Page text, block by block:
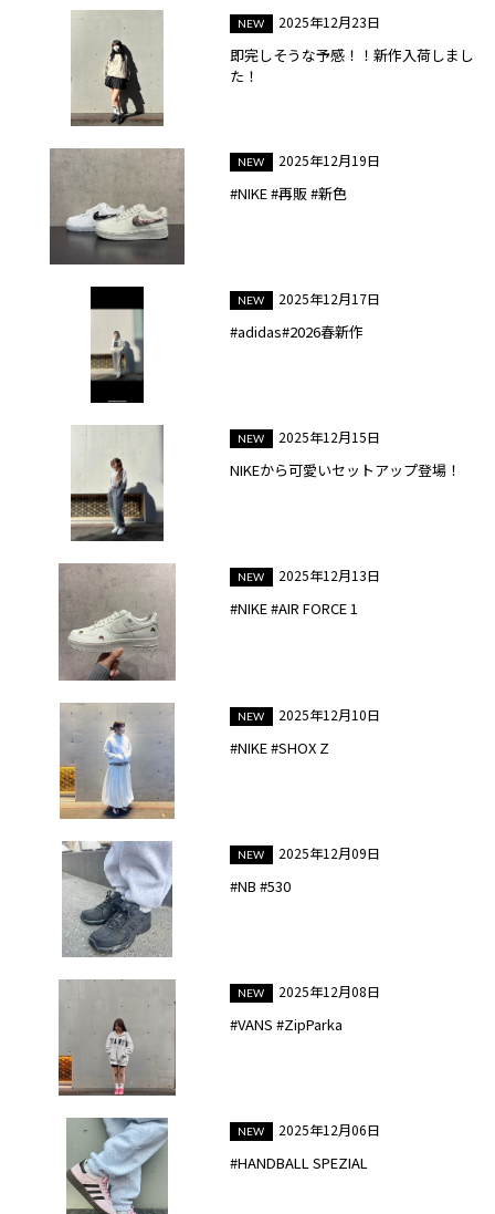
2025年12月23日
即完しそうな予感！！新作入荷しまし
た！
2025年12月19日
#NIKE #再販 #新色
2025年12月17日
#adidas#2026春新作
2025年12月15日
NIKEから可愛いセットアップ登場！
2025年12月13日
#NIKE #AIR FORCE 1
2025年12月10日
#NIKE #SHOX Z
2025年12月09日
#NB #530
2025年12月08日
#VANS #ZipParka
2025年12月06日
#HANDBALL SPEZIAL